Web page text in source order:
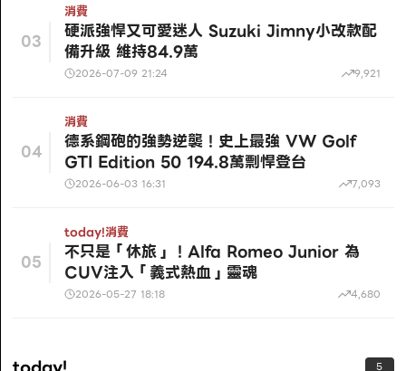
03
消費
硬派強悍又可愛迷人 Suzuki Jimny小改款配
備升級 維持84.9萬
2026-07-09 21:24 9,921
04
消費
德系鋼砲的強勢逆襲！史上最強 VW Golf
GTI Edition 50 194.8萬剽悍登台
2026-06-03 16:31 7,093
05
today!消費
不只是「休旅」！Alfa Romeo Junior 為
CUV注入「義式熱血」靈魂
2026-05-27 18:18 4,680
5